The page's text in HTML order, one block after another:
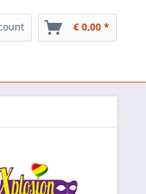
€ 0,00 *